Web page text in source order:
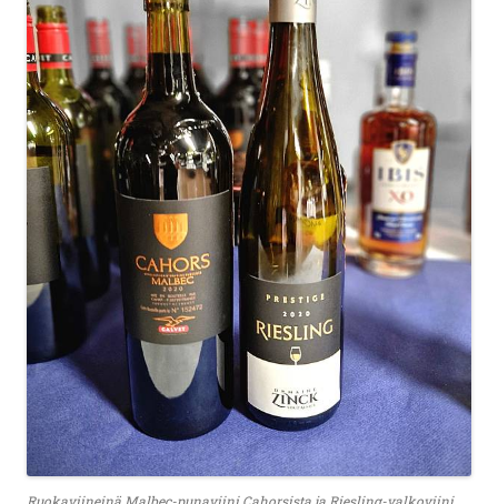
Ruokaviineinä Malbec-punaviini Cahorsista ja Riesling-valkoviini